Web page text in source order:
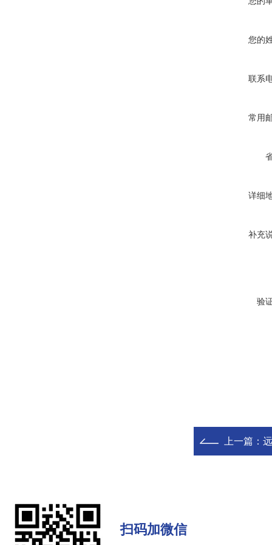
您的
联系
常用
详细
补充
验
上一篇：
扫码加微信